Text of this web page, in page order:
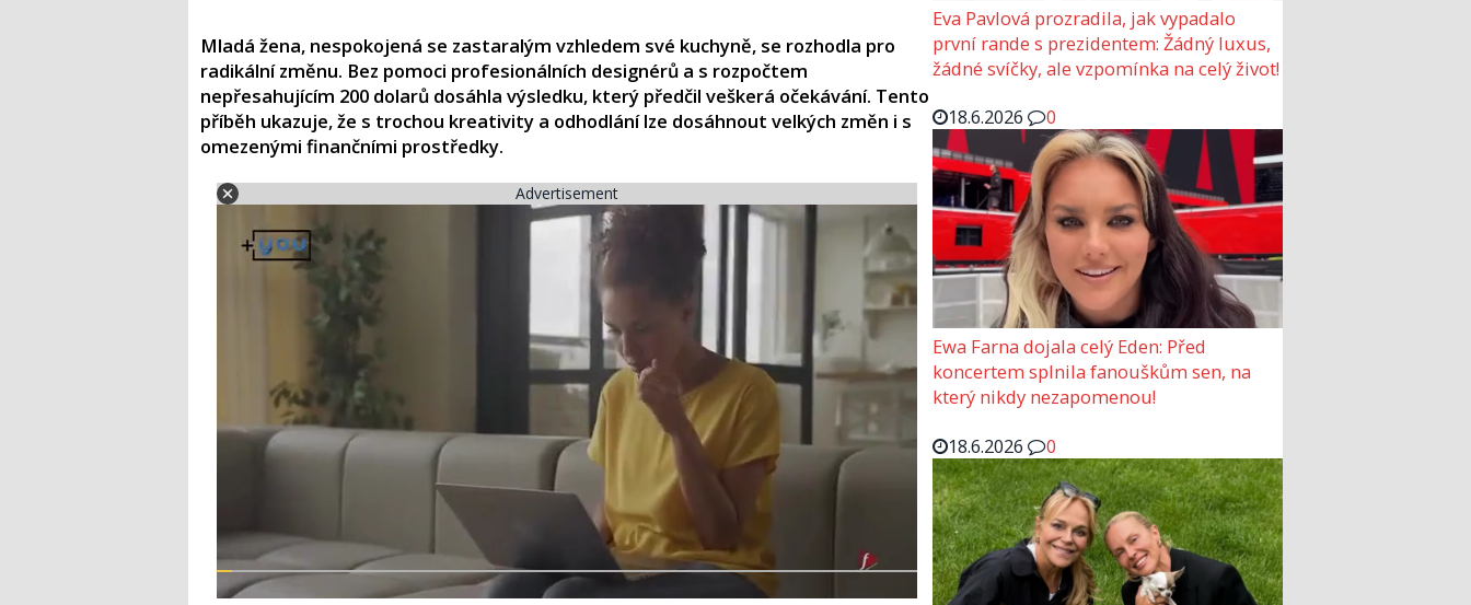
Mladá žena, nespokojená se zastaralým vzhledem své kuchyně, se rozhodla pro
radikální změnu. Bez pomoci profesionálních designérů a s rozpočtem
nepřesahujícím 200 dolarů dosáhla výsledku, který předčil veškerá očekávání. Tento
příběh ukazuje, že s trochou kreativity a odhodlání lze dosáhnout velkých změn i s
omezenými finančními prostředky.​
Advertisement
Eva Pavlová prozradila, jak vypadalo
první rande s prezidentem: Žádný luxus,
žádné svíčky, ale vzpomínka na celý život!
18.6.2026
0
Ewa Farna dojala celý Eden: Před
koncertem splnila fanouškům sen, na
který nikdy nezapomenou!
18.6.2026
0